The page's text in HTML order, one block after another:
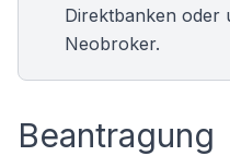
Direktbanken oder
Neobroker.
Beantragung